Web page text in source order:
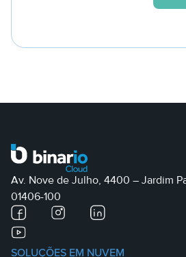
Av. Nove de Julho, 4400 – Jardim
01406-100
SOLUÇÕES EM NUVEM